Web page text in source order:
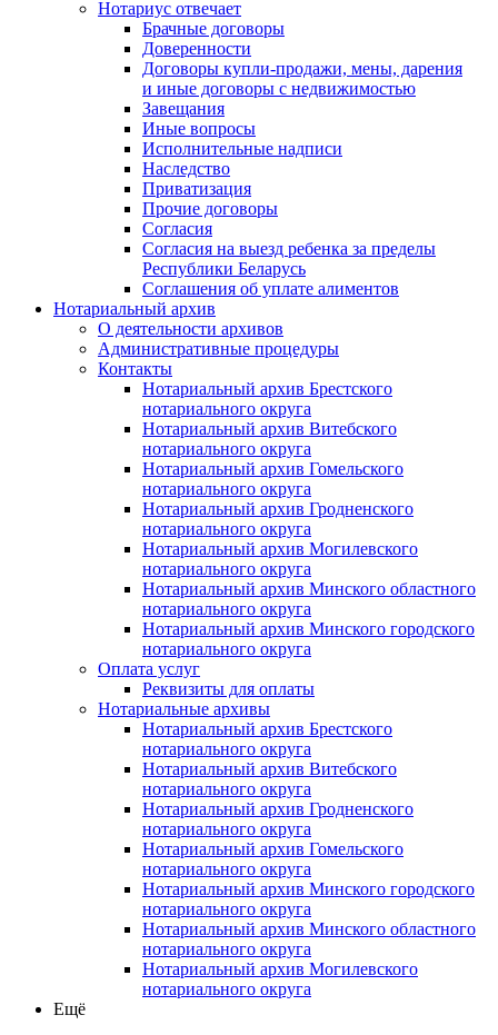
Нотариус отвечает
Брачные договоры
Доверенности
Договоры купли-продажи, мены, дарения
и иные договоры с недвижимостью
Завещания
Иные вопросы
Исполнительные надписи
Наследство
Приватизация
Прочие договоры
Согласия
Согласия на выезд ребенка за пределы
Республики Беларусь
Соглашения об уплате алиментов
Нотариальный архив
О деятельности архивов
Административные процедуры
Контакты
Нотариальный архив Брестского
нотариального округа
Нотариальный архив Витебского
нотариального округа
Нотариальный архив Гомельского
нотариального округа
Нотариальный архив Гродненского
нотариального округа
Нотариальный архив Могилевского
нотариального округа
Нотариальный архив Минского областного
нотариального округа
Нотариальный архив Минского городского
нотариального округа
Оплата услуг
Реквизиты для оплаты
Нотариальные архивы
Нотариальный архив Брестского
нотариального округа
Нотариальный архив Витебского
нотариального округа
Нотариальный архив Гродненского
нотариального округа
Нотариальный архив Гомельского
нотариального округа
Нотариальный архив Минского городского
нотариального округа
Нотариальный архив Минского областного
нотариального округа
Нотариальный архив Могилевского
нотариального округа
Ещё